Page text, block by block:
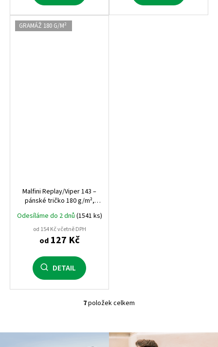
GRAMÁŽ 180 G/M²
Malfini Replay/Viper 143 –
pánské tričko 180 g/m²,
silikonová úprava, přiléhavý
střih, 100% bavlna
Odesíláme do 2 dnů (1541 ks)
od 154 Kč včetně DPH
od127 Kč
DETAIL
O
l
á
7položek celkem